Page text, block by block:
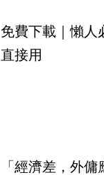
免費下載｜懶人
直接用
「經濟差，外